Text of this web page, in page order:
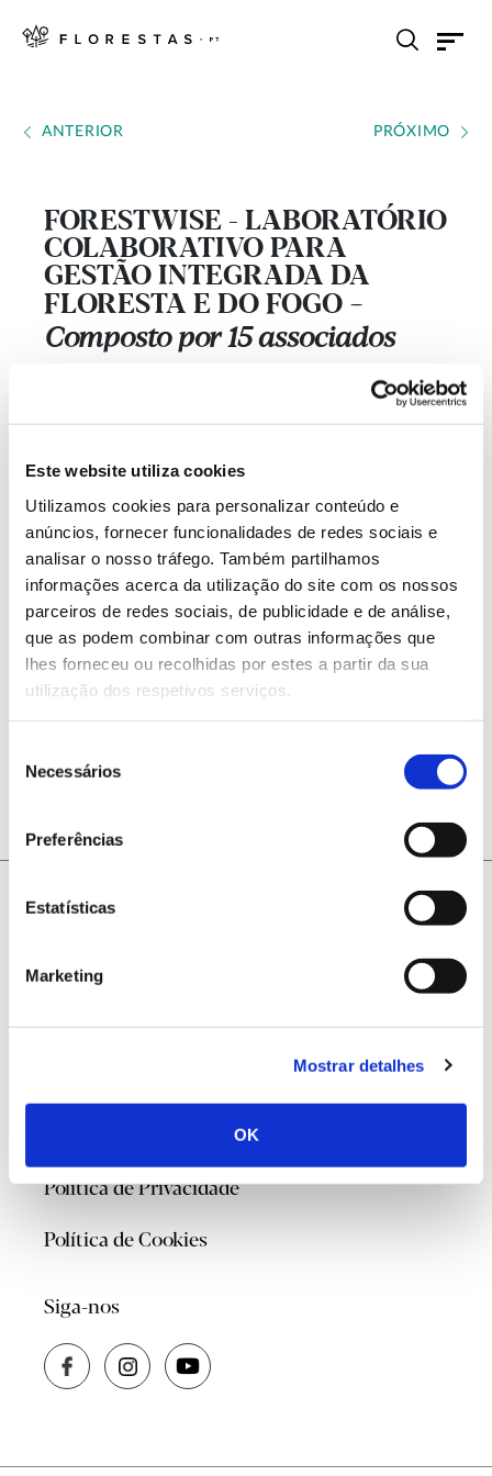
Este website utiliza cookies
Utilizamos cookies para personalizar conteúdo e
anúncios, fornecer funcionalidades de redes sociais e
analisar o nosso tráfego. Também partilhamos
informações acerca da utilização do site com os nossos
parceiros de redes sociais, de publicidade e de análise,
que as podem combinar com outras informações que
lhes forneceu ou recolhidas por estes a partir da sua
utilização dos respetivos serviços.
Necessários
Preferências
Estatísticas
Marketing
Mostrar detalhes
OK
ANTERIOR PRÓXIMO
FORESTWISE - LABORATÓRIO
COLABORATIVO PARA
GESTÃO INTEGRADA DA
FLORESTA E DO FOGO ---
Composto por 15 associados
empresariais, da academia e
organismos públicos, tem como
objectivo desenvolver atividades
de investigação, inovação e
transferência de conhecimento.
Política de Privacidade
Política de Cookies
Siga-nos